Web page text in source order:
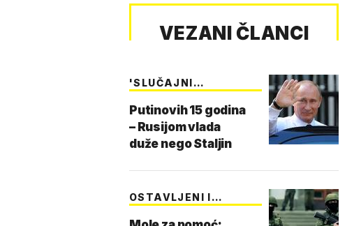
VEZANI ČLANCI
'SLUČAJNI
Putinovih 15 godina
– Rusijom vlada
duže nego Staljin
OSTAVLJENI I